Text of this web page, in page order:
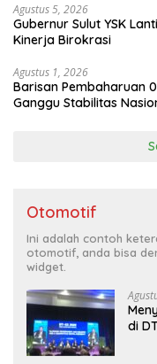
Agustus 5, 2026
Gubernur Sulut YSK Lantik Tiga Pejabat Eselon II, Perkuat
Kinerja Birokrasi
Agustus 1, 2026
Barisan Pembaharuan
Ganggu Stabilitas
Otomotif
Ini adalah contoh
otomotif, anda bisa
widget.
di